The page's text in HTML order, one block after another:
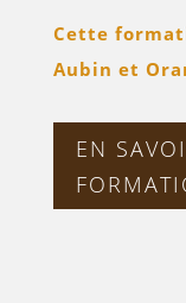
Cette
Aubin et
EN